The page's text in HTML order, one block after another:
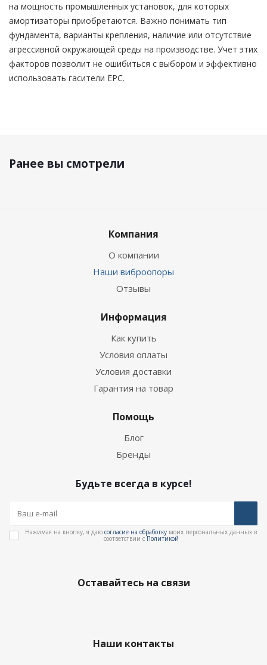
на мощность промышленных установок, для которых
амортизаторы приобретаются. Важно понимать тип
фундамента, варианты крепления, наличие или отсутствие
агрессивной окружающей среды на производстве. Учет этих
факторов позволит не ошибиться с выбором и эффективно
использовать гасители EPC.
Ранее вы смотрели
Компания
О компании
Наши виброопоры
Отзывы
Информация
Как купить
Условия оплаты
Условия доставки
Гарантия на товар
Помощь
Блог
Бренды
Будьте всегда в курсе!
Нажимая на кнопку, я даю согласие на обработку моих персональных данных в
соответствии сПолитикой
Оставайтесь на связи
Наши контакты